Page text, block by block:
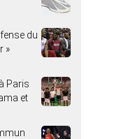
du
»
Paris
et